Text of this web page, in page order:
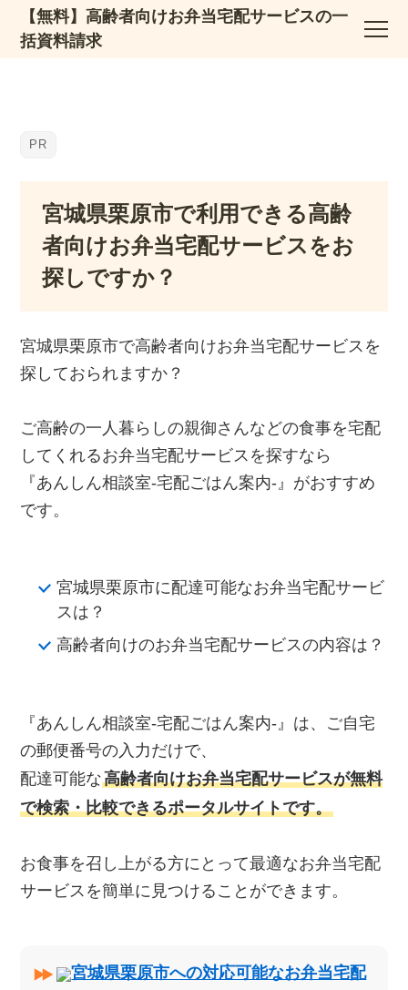
【無料】高齢者向けお弁当宅配サービスの一
括資料請求
宮城県栗原市で利用できる高齢
者向けお弁当宅配サービスをお
探しですか？
宮城県栗原市で高齢者向けお弁当宅配サービスを
探しておられますか？
ご高齢の一人暮らしの親御さんなどの食事を宅配
してくれるお弁当宅配サービスを探すなら
『あんしん相談室‐宅配ごはん案内‐』がおすすめ
です。
宮城県栗原市に配達可能なお弁当宅配サービ
スは？
高齢者向けのお弁当宅配サービスの内容は？
『あんしん相談室‐宅配ごはん案内‐』は、ご自宅
の郵便番号の入力だけで、
配達可能な高齢者向けお弁当宅配サービスが無料
で検索・比較できるポータルサイトです。
お食事を召し上がる方にとって最適なお弁当宅配
サービスを簡単に見つけることができます。
宮城県栗原市への対応可能なお弁当宅配